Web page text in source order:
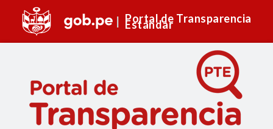
Portal de Transparencia
Estándar